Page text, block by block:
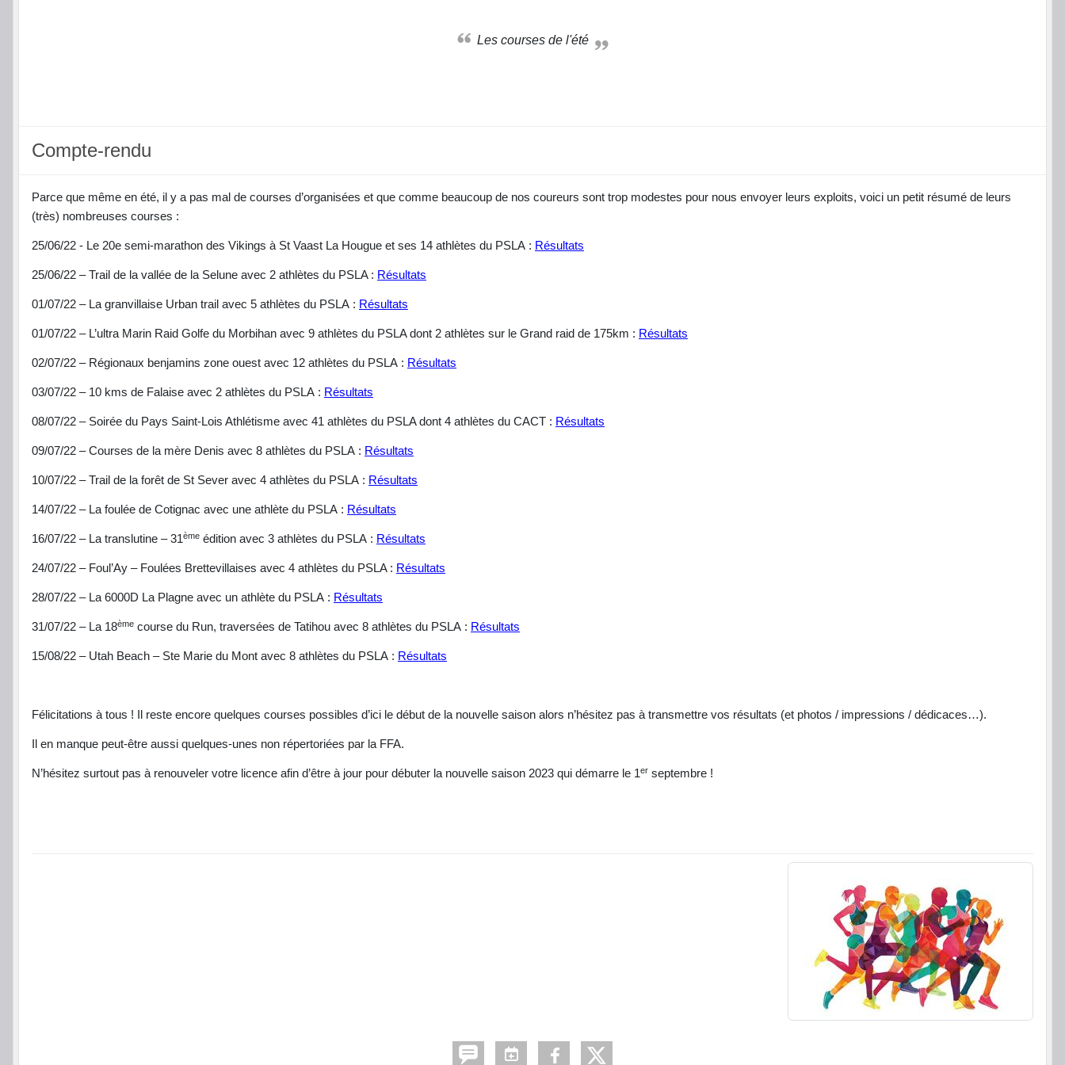
Les courses de l'été
Compte-rendu
Parce que même en été, il y a pas mal de courses d’organisées et que comme beaucoup de nos coureurs sont trop modestes pour nous envoyer leurs exploits, voici un petit résumé de leurs
(très) nombreuses courses :
25/06/22 - Le 20e semi-marathon des Vikings à St Vaast La Hougue et ses 14 athlètes du PSLA : Résultats
25/06/22 – Trail de la vallée de la Selune avec 2 athlètes du PSLA : Résultats
01/07/22 – La granvillaise Urban trail avec 5 athlètes du PSLA : Résultats
01/07/22 – L’ultra Marin Raid Golfe du Morbihan avec 9 athlètes du PSLA dont 2 athlètes sur le Grand raid de 175km : Résultats
02/07/22 – Régionaux benjamins zone ouest avec 12 athlètes du PSLA : Résultats
03/07/22 – 10 kms de Falaise avec 2 athlètes du PSLA : Résultats
08/07/22 – Soirée du Pays Saint-Lois Athlétisme avec 41 athlètes du PSLA dont 4 athlètes du CACT : Résultats
09/07/22 – Courses de la mère Denis avec 8 athlètes du PSLA : Résultats
10/07/22 – Trail de la forêt de St Sever avec 4 athlètes du PSLA : Résultats
14/07/22 – La foulée de Cotignac avec une athlète du PSLA : Résultats
16/07/22 – La translutine – 31ème édition avec 3 athlètes du PSLA : Résultats
24/07/22 – Foul’Ay – Foulées Brettevillaises avec 4 athlètes du PSLA : Résultats
28/07/22 – La 6000D La Plagne avec un athlète du PSLA : Résultats
31/07/22 – La 18ème course du Run, traversées de Tatihou avec 8 athlètes du PSLA : Résultats
15/08/22 – Utah Beach – Ste Marie du Mont avec 8 athlètes du PSLA : Résultats
Félicitations à tous ! Il reste encore quelques courses possibles d’ici le début de la nouvelle saison alors n’hésitez pas à transmettre vos résultats (et photos / impressions / dédicaces…).
Il en manque peut-être aussi quelques-unes non répertoriées par la FFA.
N’hésitez surtout pas à renouveler votre licence afin d’être à jour pour débuter la nouvelle saison 2023 qui démarre le 1er septembre !